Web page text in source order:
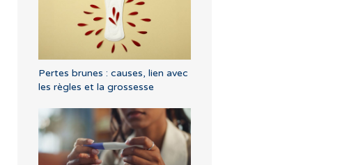
Pertes brunes : causes, lien avec
les règles et la grossesse